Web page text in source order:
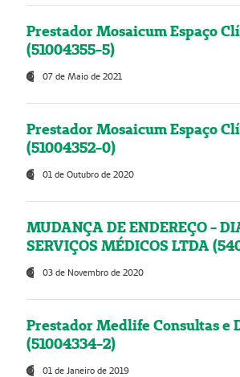
Prestador Mosaicum Espaço
(51004355-5)
07 de Maio de 2021
Prestador Mosaicum Espaço
(51004352-0)
01 de Outubro de 2020
MUDANÇA DE ENDEREÇO -
SERVIÇOS MÉDICOS LTDA
03 de Novembro de 2020
Prestador Medlife Consultas e
(51004334-2)
01 de Janeiro de 2019